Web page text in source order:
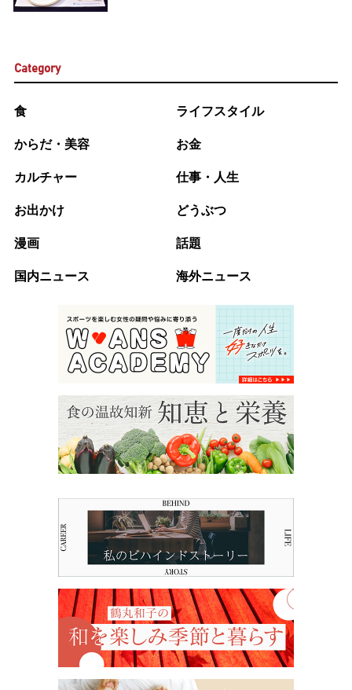
Category
食 ライフスタイル
からだ・美容 お金
カルチャー 仕事・人生
お出かけ どうぶつ
漫画 話題
国内ニュース 海外ニュース